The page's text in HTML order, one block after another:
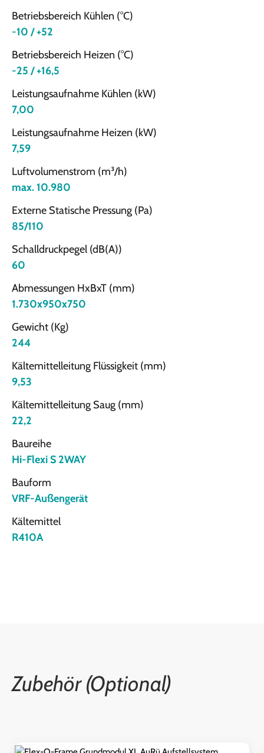
Betriebsbereich Kühlen (°C)
-10 / +52
Betriebsbereich Heizen (°C)
-25 / +16,5
Leistungsaufnahme Kühlen (kW)
7,00
Leistungsaufnahme Heizen (kW)
7,59
Luftvolumenstrom (m³/h)
max. 10.980
Externe Statische Pressung (Pa)
85/110
Schalldruckpegel (dB(A))
60
Abmessungen HxBxT (mm)
1.730x950x750
Gewicht (Kg)
244
Kältemittelleitung Flüssigkeit (mm)
9,53
Kältemittelleitung Saug (mm)
22,2
Baureihe
Hi-Flexi S 2WAY
Bauform
VRF-Außengerät
Kältemittel
R410A
Zubehör (Optional)